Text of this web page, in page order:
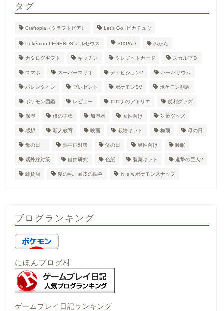
タグ
Craftopia（クラフトピア） Let's Go! ピカチュウ
Pokémon LEGENDS アルセウス SIXPAD みかん
カタログギフト キッチン クレジットカード スカルプＤ
スマホ スーパーマリオ ディビジョン2 ハーバリウム
バレンタイン プレゼント ポケモンSV ポケモン剣盾
ポケモン図鑑 レビュー ロロナのアトリエ 便利グッズ
保湿 僕の主張 加湿器 女性向け 対策グッズ
感想 新人教育 映画 栽培キット 梅雨 母の日
母の日 熱中症対策 父の日 男性向け 睡眠
紫外線対策 自由研究 色紙 製菓キット 進撃の巨人2
雑貨店 髪の毛、頭皮の悩み Ｎｅｗポケモンスナップ
ブログランキング
にほんブログ村
ゲームプレイ日記ランキング